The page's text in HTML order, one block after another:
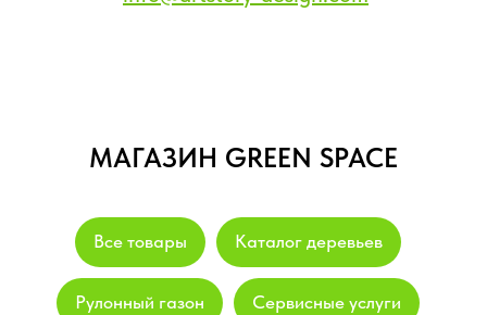
МАГАЗИН GREEN SPACE
Все товары Каталог деревьев
Рулонный газон Сервисные услуги